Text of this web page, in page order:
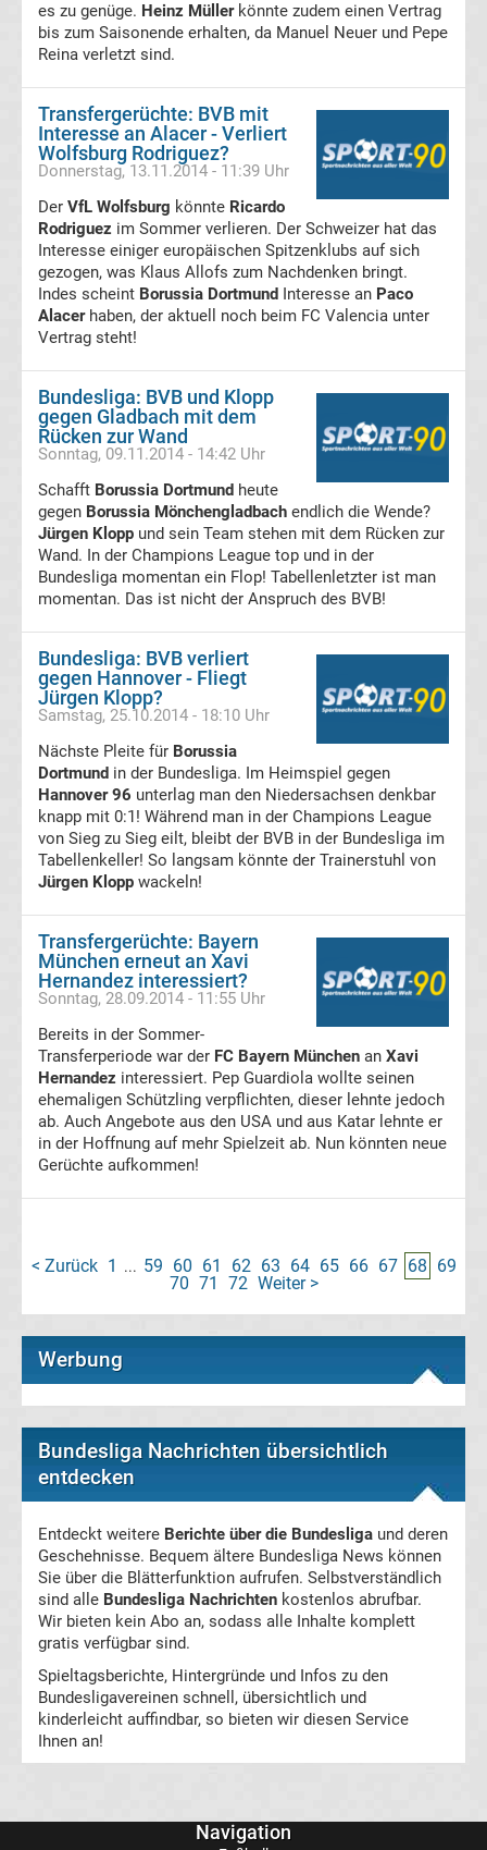
League
Conference
Tabelle
Formel
Rennkalender
Transfergerüchte
WWE
News
News
Programm
&
Infos
Telekom
Eishockey
live
im
TV
Tabellen
International:
Liga
Ergebnisse
La
Tabelle
Premier
League
Erg.
es zu genüge. Heinz Müllerkönnte zudem einen Vertrag
bis zum Saisonende erhalten, da Manuel Neuer und Pepe
Reina verletzt sind.
Transfergerüchte: BVB mit
Interesse an Alacer - Verliert
Wolfsburg Rodriguez?
Donnerstag, 13.11.2014 - 11:39 Uhr
Der VfL Wolfsburg könnte Ricardo
Rodriguez im Sommer verlieren. Der Schweizer hat das
Interesse einiger europäischen Spitzenklubs auf sich
gezogen, was Klaus Allofs zum Nachdenken bringt.
Indes scheint Borussia Dortmund Interesse an Paco
Alacerhaben, der aktuell noch beim FC Valencia unter
Vertrag steht!
Bundesliga: BVB und Klopp
gegen Gladbach mit dem
Rücken zur Wand
Sonntag, 09.11.2014 - 14:42 Uhr
Schafft Borussia Dortmund heute
gegen Borussia Mönchengladbach endlich die Wende?
Jürgen Klopp und sein Team stehen mit dem Rücken zur
Wand. In der Champions League top und in der
Bundesliga momentan ein Flop! Tabellenletzter ist man
momentan. Das ist nicht der Anspruch des BVB!
Bundesliga: BVB verliert
gegen Hannover - Fliegt
Jürgen Klopp?
Samstag, 25.10.2014 - 18:10 Uhr
Nächste Pleite für Borussia
Dortmund in der Bundesliga. Im Heimspiel gegen
Hannover 96 unterlag man den Niedersachsen denkbar
knapp mit 0:1! Während man in der Champions League
von Sieg zu Sieg eilt, bleibt der BVB in der Bundesliga im
Tabellenkeller! So langsam könnte der Trainerstuhl von
Jürgen Klopp wackeln!
Transfergerüchte: Bayern
München erneut an Xavi
Hernandez interessiert?
Sonntag, 28.09.2014 - 11:55 Uhr
Bereits in der Sommer-
Transferperiode war der FC Bayern München an Xavi
Hernandez interessiert. Pep Guardiola wollte seinen
ehemaligen Schützling verpflichten, dieser lehnte jedoch
ab. Auch Angebote aus den USA und aus Katar lehnte er
in der Hoffnung auf mehr Spielzeit ab. Nun könnten neue
Gerüchte aufkommen!
< Zurück 1 ... 59 60 61 62 63 64 65 66 67 68 69
70 71 72 Weiter >
Werbung
Bundesliga Nachrichten übersichtlich
entdecken
Entdeckt weitere Berichte über die Bundesliga und deren
Geschehnisse. Bequem ältere Bundesliga News können
Sie über die Blätterfunktion aufrufen. Selbstverständlich
sind alle Bundesliga Nachrichten kostenlos abrufbar.
Wir bieten kein Abo an, sodass alle Inhalte komplett
gratis verfügbar sind.
Spieltagsberichte, Hintergründe und Infos zu den
Bundesligavereinen schnell, übersichtlich und
kinderleicht auffindbar, so bieten wir diesen Service
Ihnen an!
Navigation